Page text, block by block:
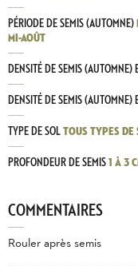
PÉRIODE DE SEMIS (AUTOMNE)
MI-AOÛT
DENSITÉ DE SEMIS (AUTOMNE)
DENSITÉ DE SEMIS (AUTOMNE)
TYPE DE SOLTOUS TYPES DE
PROFONDEUR DE SEMIS1 À 3
COMMENTAIRES
Rouler après semis